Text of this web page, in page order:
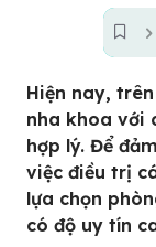
Hiện nay,
nha khoa với
hợp lý. Để
việc điều trị
lựa chọn
có độ uy tín